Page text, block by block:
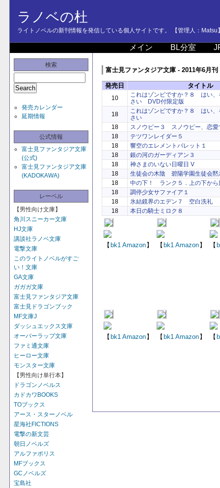
ラノベの杜
ライトノベルの新刊情報を発信している個人サイトです。 【管理人：Matsu
メイン BL分室
検索
発売カレンダー
延期情報
公式情報
富士見ファンタジア文庫
(公式)
富士見ファンタジア文庫
(KADOKAWA)
レーベル
【男性向け文庫】
角川スニーカー文庫
HJ文庫
講談社ラノベ文庫
電撃文庫
このライトノベルがすご
い！文庫
GA文庫
ガガガ文庫
富士見ファンタジア文庫
富士見ドラゴンブック
MF文庫J
ダッシュエックス文庫
オーバーラップ文庫
ファミ通文庫
ヒーロー文庫
モンスター文庫
【男性向け単行本】
ドラゴンノベルス
カドカワBOOKS
TOブックス
アース・スターノベル
星海社FICTIONS
電撃の新文芸
朝日ノベルズ
アルファポリス
MFブックス
GCノベルズ
宝島社
富士見ファンタジア文庫 - 2011年6月刊
発売日 タイトル
10
これはゾンビですか？８ はい、
さい DVD付限定版
18
これはゾンビですか？８ はい、
さい
18
スノウピー３ スノウピー、恋愛
18
テツワンレイダー５
18
響空のエレメントバレット１
18
銀の河のガーディアン３
18
神さまのいない日曜日 V
18
生徒会の木陰 碧陽学園生徒会黙
18
中の下！ ランク５．上の下から
18
調停少女サファイア１
18
氷結鏡界のエデン７ 空白洗礼
18
本日の騎士ミロク８
【 bk1 Amazon 】 【 bk1 Amazon 】 【
【 bk1 Amazon 】 【 bk1 Amazon 】 【